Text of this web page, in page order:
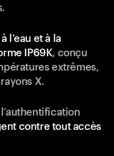
l’eau et à la
IP69K, conçu
extrêmes,
X.
contre tout accès